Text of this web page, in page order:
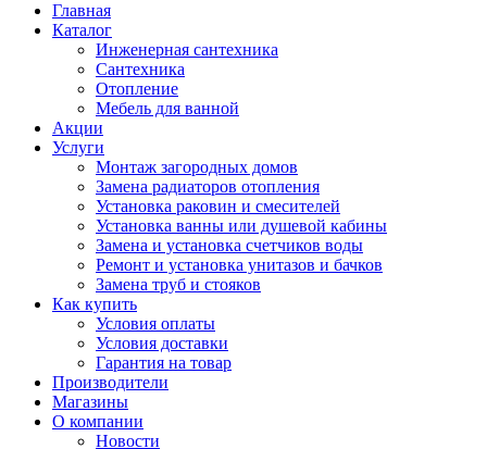
Главная
Каталог
Инженерная сантехника
Сантехника
Отопление
Мебель для ванной
Акции
Услуги
Монтаж загородных домов
Замена радиаторов отопления
Установка раковин и смесителей
Установка ванны или душевой кабины
Замена и установка счетчиков воды
Ремонт и установка унитазов и бачков
Замена труб и стояков
Как купить
Условия оплаты
Условия доставки
Гарантия на товар
Производители
Магазины
О компании
Новости